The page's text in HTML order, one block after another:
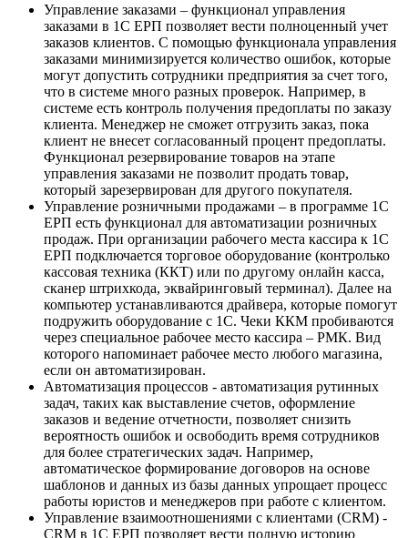
Управление заказами – функционал управления
заказами в 1С ЕРП позволяет вести полноценный учет
заказов клиентов. С помощью функционала управления
заказами минимизируется количество ошибок, которые
могут допустить сотрудники предприятия за счет того,
что в системе много разных проверок. Например, в
системе есть контроль получения предоплаты по заказу
клиента. Менеджер не сможет отгрузить заказ, пока
клиент не внесет согласованный процент предоплаты.
Функционал резервирование товаров на этапе
управления заказами не позволит продать товар,
который зарезервирован для другого покупателя.
Управление розничными продажами – в программе 1С
ЕРП есть функционал для автоматизации розничных
продаж. При организации рабочего места кассира к 1С
ЕРП подключается торговое оборудование (контролько
кассовая техника (ККТ) или по другому онлайн касса,
сканер штрихкода, эквайринговый терминал). Далее на
компьютер устанавливаются драйвера, которые помогут
подружить оборудование с 1С. Чеки ККМ пробиваются
через специальное рабочее место кассира – РМК. Вид
которого напоминает рабочее место любого магазина,
если он автоматизирован.
Автоматизация процессов - автоматизация рутинных
задач, таких как выставление счетов, оформление
заказов и ведение отчетности, позволяет снизить
вероятность ошибок и освободить время сотрудников
для более стратегических задач. Например,
автоматическое формирование договоров на основе
шаблонов и данных из базы данных упрощает процесс
работы юристов и менеджеров при работе с клиентом.
Управление взаимоотношениями с клиентами (CRM) -
CRM в 1С ЕРП позволяет вести полную историю